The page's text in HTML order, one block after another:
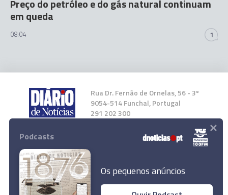
Preço do petróleo e do gás natural continuam
em queda
08:04 1
Rua Dr. Fernão de Ornelas, 56 - 3º
9054-514 Funchal, Portugal
291 202 300
Instale a nossa App
Podcasts
Os pequenos anúncios
×